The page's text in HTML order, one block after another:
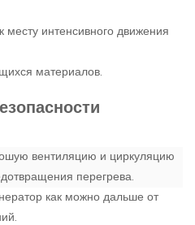
месту интенсивного движения
материалов.
вентиляцию и циркуляцию
перегрева.
как можно дальше от